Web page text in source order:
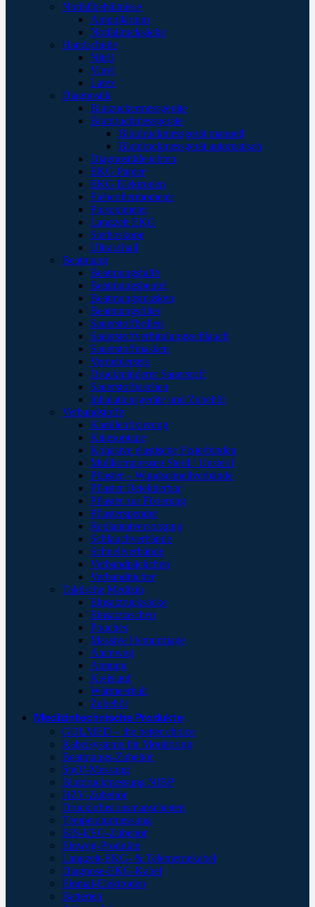
Notfallbehältnisse
Ampullarium
Notfallrucksäcke
Handschuhe
Nitril
Vinyl
Latex
Diagnostik
Blutzuckermessgeräte
Blutdruckmessgeräte
Blutdruckmessgerät manuell
Blutdruckmessgerät automatisch
Diagnostikleuchten
EKG Papier
EKG Elektroden
Fieberthermometer
Pulsoximeter
Langzeit EKG
Stethoskope
Ultraschall
Beatmung
Beatmungshilfe
Beatmungsbeutel
Beatmungsmasken
Beatmungsfilter
Sauerstoffbrillen
Sauerstoffverbindungsschlauch
Sauerstoffmasken
Verneblersets
Druckminderer Sauerstoff
Sauerstofftaschen
Inhalationsgeräte und Zubehör
Verbandstoffe
Kanülenfixierung
Kinesoptape
Kohäsive elastische Fixierbinden
Mullkompressen Steril / Unsteril
Pflaster – Wundschnellverbände
Pflaster Detektierbar
Pflaster zur Fixierung
Pflasterspender
Replantatversorgung
Schlauchverbände
Schnellverbände
Verbandpäckchen
Verbandtücher
Taktische Medizin
Einsatzrucksäcke
Einsatztaschen
Pouches
Massive Hemorrhage
Atemweg
Atmung
Kreislauf
Wärmeerhalt
Zubehör
Medizintechnische Produkte
GOLMED – the better choice
Kabelsysteme für Monitoring
Beatmungs-Zubehör
SpO²-Messung
Blutdruckmessung NIBP
HZV-Zubehör
Druckinfusionsmanschetten
Temperaturmessung
BIS-EEG-Zubehör
Einweg-Produkte
Langzeit-EKG- & Telemetriekabel
Diagnose-EKG-Kabel
Einmal-Elektroden
Batterien